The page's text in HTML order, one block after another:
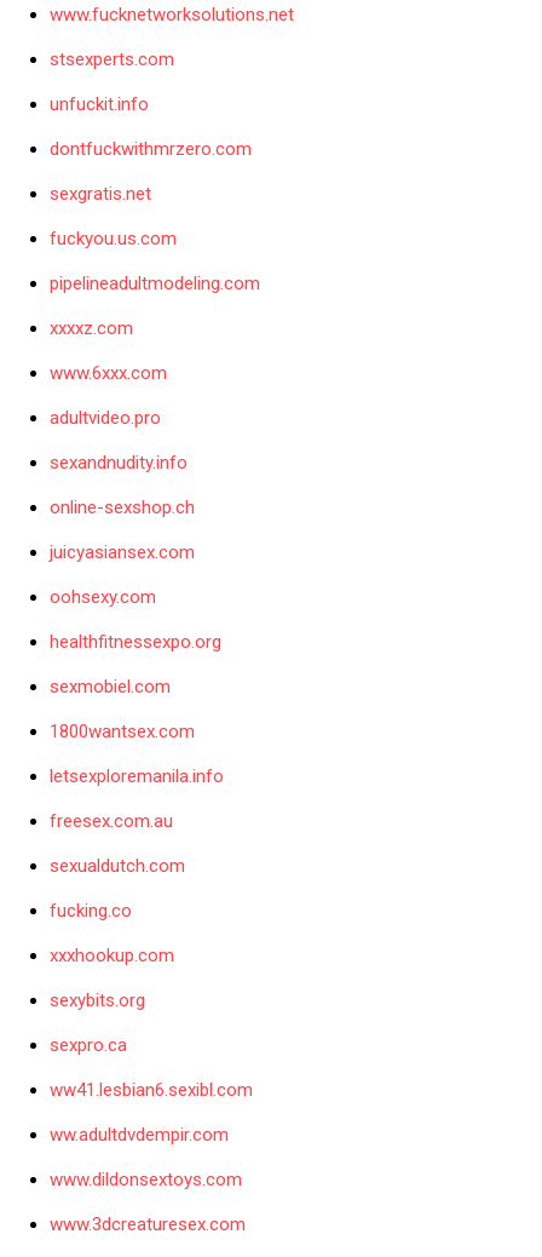
www.fucknetworksolutions.net
stsexperts.com
unfuckit.info
dontfuckwithmrzero.com
sexgratis.net
fuckyou.us.com
pipelineadultmodeling.com
xxxxz.com
www.6xxx.com
adultvideo.pro
sexandnudity.info
online-sexshop.ch
juicyasiansex.com
oohsexy.com
healthfitnessexpo.org
sexmobiel.com
1800wantsex.com
letsexploremanila.info
freesex.com.au
sexualdutch.com
fucking.co
xxxhookup.com
sexybits.org
sexpro.ca
ww41.lesbian6.sexibl.com
ww.adultdvdempir.com
www.dildonsextoys.com
www.3dcreaturesex.com